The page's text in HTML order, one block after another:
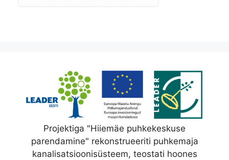
Projektiga "Hiiemäe puhkekeskuse
parendamine" rekonstrueeriti puhkemaja
kanalisatsioonisüsteem, teostati hoones